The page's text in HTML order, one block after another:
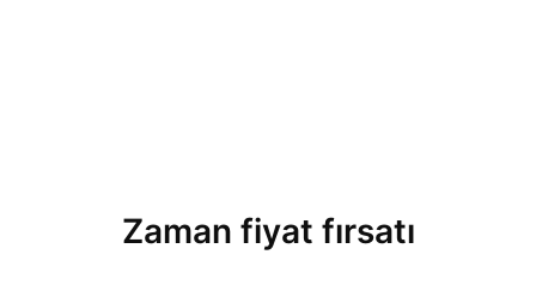
Zaman fiyat fırsatı